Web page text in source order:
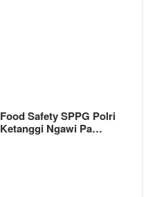
Food Safety SPPG Polri
Ketanggi Ngawi Pa…